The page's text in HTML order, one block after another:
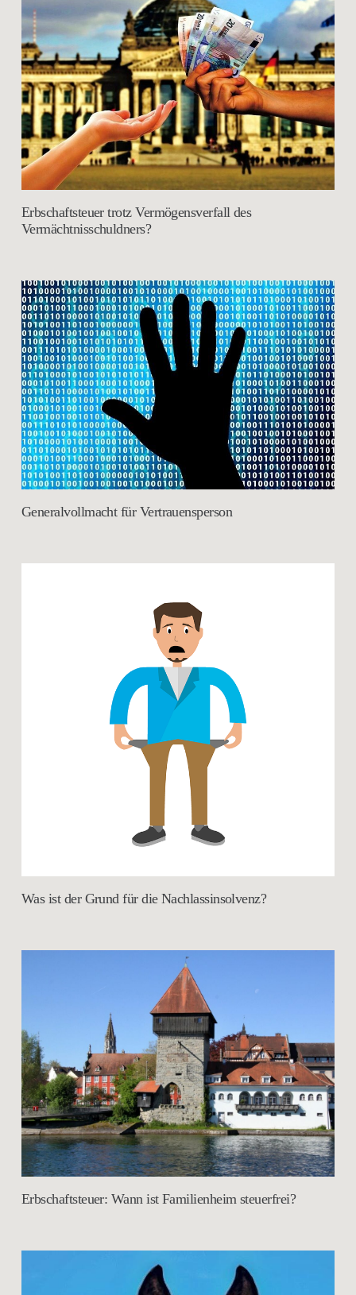
Erbschaftsteuer trotz Vermögensverfall des
Vermächtnisschuldners?
Generalvollmacht für Vertrauensperson
Was ist der Grund für die Nachlassinsolvenz?
Erbschaftsteuer: Wann ist Familienheim steuerfrei?